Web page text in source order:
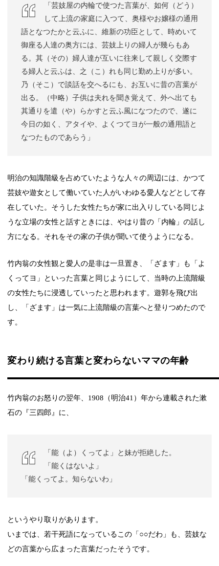
「芸妓屋の内輪で使つた言葉が、如何（どう）
して上流の家庭に入つて、奥様やお嬢様の通用
語となつたかと云ふに、維新の功臣として、時めいて
御座る人達の奥方には、芸妓上りの婦人が幾らもあ
る。其（その）婦人達が互いに往来して親しく交際す
る婦人と云ふは、之（こ）れも同じ勤め上りが多い。
乃（そこ）で談話を交へるにも、お互いに昔の言葉が
出る。（中略）子供は夫れを聞き覚えて、外へ出ても
其通りを遣（や）らかすと云ふ風になつたので、遂に
今日の如く、アタイや、よくつてヨが一般の通用語と
なつたものであらう」
明治の知識階級を占めていたような人々の周辺には、かつて
芸妓や遊女として働いていた人がいわゆる愛人などとして存
在していた。そうした女性たちが家に出入りしている同じよ
うな立場の女性と話すときには、やはり昔の「内輪」の話し
方になる。それをその家の子供が聞いて使うようになる。
竹内翁の女性観と愛人の是非は一旦置き、「ざます」も「よ
くってヨ」といった言葉と同じようにして、当時の上流階級
の女性たちに浸透していったと思われます。遊郭を飛び出
し、「ざます」は一気に上流階級の言葉へと登りつめたので
す。
変わり続ける言葉と変わらないママの年齢
竹内翁のお怒りの翌年、1908（明治41）年から連載された漱
石の『三四郎』に、
「能（よ）くってよ」と妹が拒絶した。
「能くはないよ」
「能くってよ。知らないわ」
というやり取りがあります。
いまでは、若干死語になっているこの「○○だわ」も、芸妓な
どの言葉から広まった言葉だったそうです。